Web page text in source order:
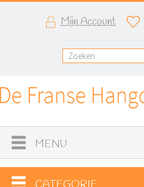
Mijn Account
MENU